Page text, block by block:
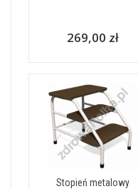
269,00 zł
Stopień metalowy